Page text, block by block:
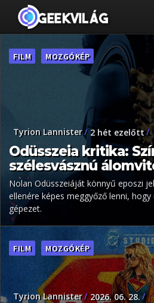
FILM MOZGÓKÉP
Tyrion Lannister 2 hét ezelőtt
Odüsszeia kritika:
szélesvásznú
Nolan Odüsszeiáját könnyű eposzi
ellenére képes meggyőző lenni,
gépezet.
FILM MOZGÓKÉP
Tyrion Lannister 2026. 06. 28.